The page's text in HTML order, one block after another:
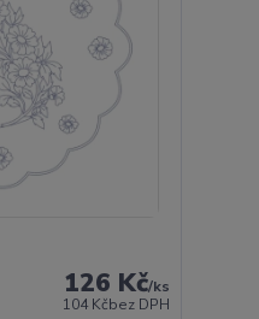
126 Kč/ks
104 Kčbez DPH